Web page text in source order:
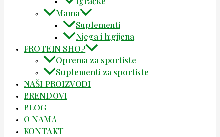
Mama
Suplementi
Njega i higijena
PROTEIN SHOP
Oprema za sportiste
Suplementi za sportiste
NAŠI PROIZVODI
BRENDOVI
BLOG
O NAMA
KONTAKT